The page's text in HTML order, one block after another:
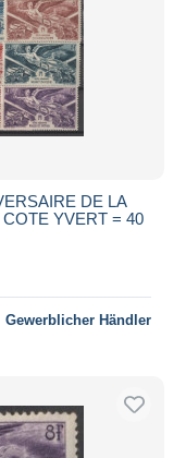
DE LA
YVERT = 40
Gewerblicher Händler